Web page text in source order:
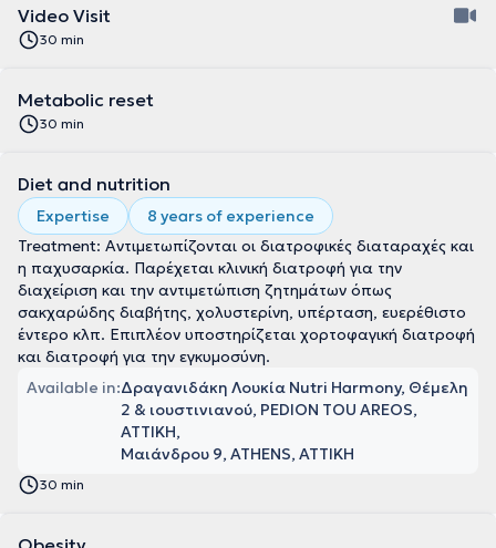
Video Visit
30 min
Metabolic reset
30 min
Diet and nutrition
Expertise
8 years of experience
Treatment: Αντιμετωπίζονται οι διατροφικές διαταραχές και
η παχυσαρκία. Παρέχεται κλινική διατροφή για την
διαχείριση και την αντιμετώπιση ζητημάτων όπως
σακχαρώδης διαβήτης, χολυστερίνη, υπέρταση, ευερέθιστο
έντερο κλπ. Επιπλέον υποστηρίζεται χορτοφαγική διατροφή
και διατροφή για την εγκυμοσύνη.
Available in:Δραγανιδάκη Λουκία Nutri Harmony, Θέμελη
2 & ιουστινιανού, PEDION TOU AREOS,
ΑΤΤΙΚΗ
Μαιάνδρου 9, ATHENS, ΑΤΤΙΚΗ
30 min